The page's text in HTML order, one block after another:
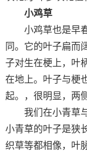
小鸡草
小鸡草也是早春
同。它的叶子扁而
子对生在梗上，叶
在地上。叶子与梗
起。，很明显，两
我们在小青草与
小青草的叶子是狭
织草等都相像，叶